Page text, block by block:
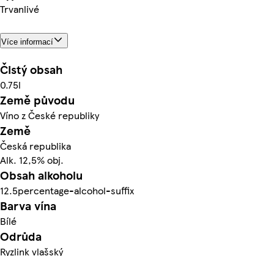
Trvanlivé
Více informací
Čistý obsah
0.75l
Země původu
Víno z České republiky
Země
Česká republika
Alk. 12,5% obj.
Obsah alkoholu
12.5percentage-alcohol-suffix
Barva vína
Bílé
Odrůda
Ryzlink vlašský